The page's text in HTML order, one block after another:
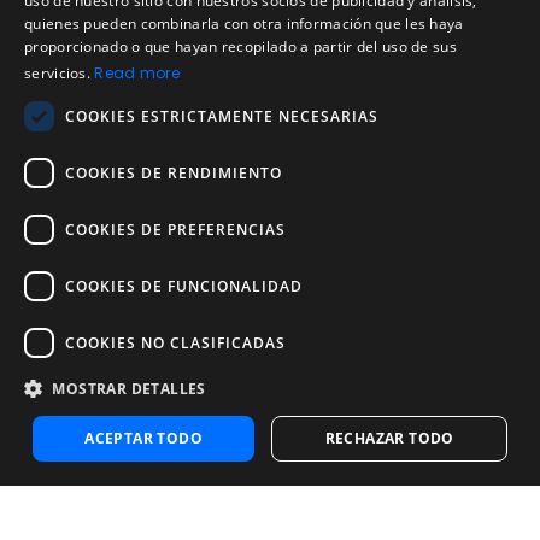
Política de cookies
Política de devoluciones
Acuerdo de licencia de usuario
Aviso legal
Política de uso aceptable
Empresa
Acerca de nosotros
Blog
Pruebas de confiabilidad y validez
Pruebas
Contáctenos
Contáctenos
Contactar con ventas
Noosa Labs Inc – Las Vegas, NV, USA
SPANISH
quienes pueden combinarla con otra información que les haya
proporcionado o que hayan recopilado a partir del uso de sus
servicios.Read more
COOKIES ESTRICTAMENTE NECESARIAS
COOKIES DE RENDIMIENTO
COOKIES DE PREFERENCIAS
COOKIES DE FUNCIONALIDAD
COOKIES NO CLASIFICADAS
MOSTRAR DETALLES
ACEPTAR TODO RECHAZAR TODO